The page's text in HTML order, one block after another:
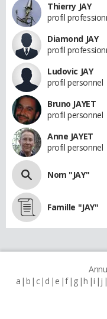
Thierry JAY
profil
Diamond JAY
profil
Ludovic JAY
profil personnel
Bruno JAYET
profil personnel
Anne JAYET
profil personnel
Nom "JAY"
Famille "JAY"
a b c d e f g h i j